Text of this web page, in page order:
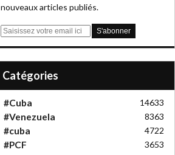
nouveaux articles publiés.
E
Catégories
#Cuba 14633
#Venezuela 8363
#cuba 4722
#PCF 3653